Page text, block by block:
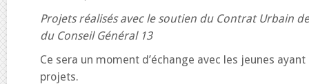
Projets réalisés avec le soutien du Contrat Urbain
du Conseil Général 13
Ce sera un moment d’échange avec les jeunes
projets.